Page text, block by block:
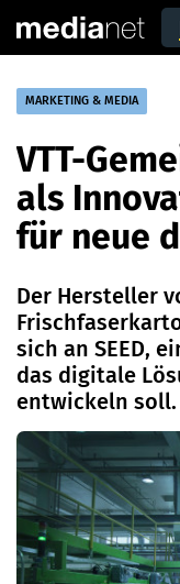
MARKETING & MEDIA
VTT-
als
für neue
Der Hersteller
sich an SEED,
das digitale
entwickeln soll.